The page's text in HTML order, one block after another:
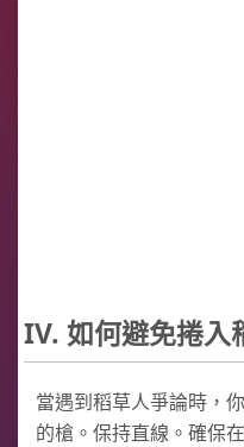
IV. 如何避免捲入
當遇到稻草人爭論時，
的槍。保持直線。確保